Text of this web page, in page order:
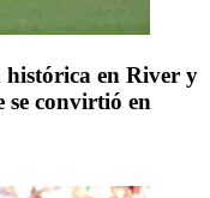
en River y
se convirtió en